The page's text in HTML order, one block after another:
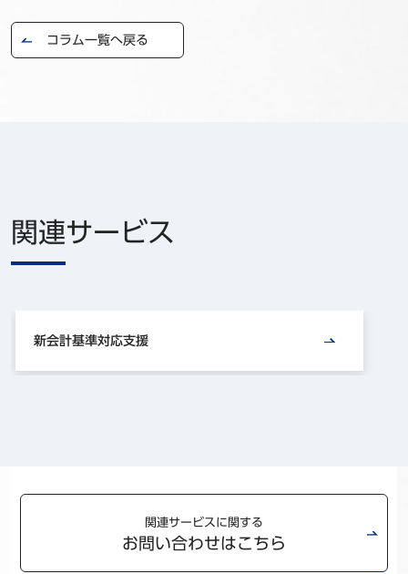
コラム一覧へ戻る
関連サービス
新会計基準対応支援
関連サービスに関する
お問い合わせはこちら